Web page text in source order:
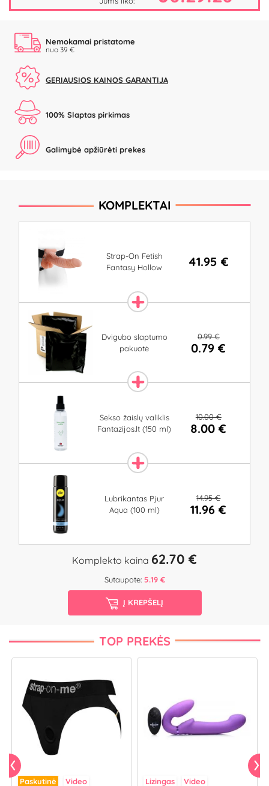
Nemokamai pristatome
nuo 39 €
GERIAUSIOS KAINOS GARANTIJA
100% Slaptas pirkimas
Galimybė apžiūrėti prekes
KOMPLEKTAI
Strap-On Fetish
Fantasy Hollow
41.95 €
Dvigubo slaptumo
pakuotė
0.99 €
0.79 €
Sekso žaislų valiklis
Fantazijos.lt (150 ml)
10.00 €
8.00 €
Lubrikantas Pjur
Aqua (100 ml)
14.95 €
11.96 €
Komplekto kaina 62.70 €
Sutaupote: 5.19 €
Į KREPŠELĮ
TOP PREKĖS
Paskutinė Video Lizingas Video